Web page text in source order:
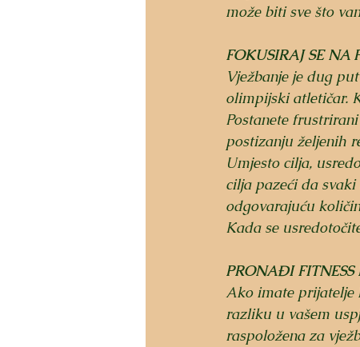
može biti sve što
FOKUSIRAJ SE NA
Vježbanje je dug
olimpijski atletičar.
Postanete
postizanju željenih
Umjesto cilja,
cilja pazeći da
odgovarajuću
Kada se
PRONAĐI FITNESS
Ako imate prijatelje
razliku u vašem
raspoložena za